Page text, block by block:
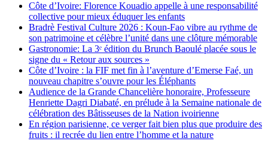
Côte d’Ivoire: Florence Kouadio appelle à une responsabilité
collective pour mieux éduquer les enfants
Bradrè Festival Culture 2026 : Koun-Fao vibre au rythme de
son patrimoine et célèbre l’unité dans une clôture mémorable
Gastronomie: La 3ᵉ édition du Brunch Baoulé placée sous le
signe du « Retour aux sources »
Côte d’Ivoire : la FIF met fin à l’aventure d’Emerse Faé, un
nouveau chapitre s’ouvre pour les Éléphants
Audience de la Grande Chancelière honoraire, Professeure
Henriette Dagri Diabaté, en prélude à la Semaine nationale de
célébration des Bâtisseuses de la Nation ivoirienne
En région parisienne, ce verger fait bien plus que produire des
fruits : il recrée du lien entre l’homme et la nature